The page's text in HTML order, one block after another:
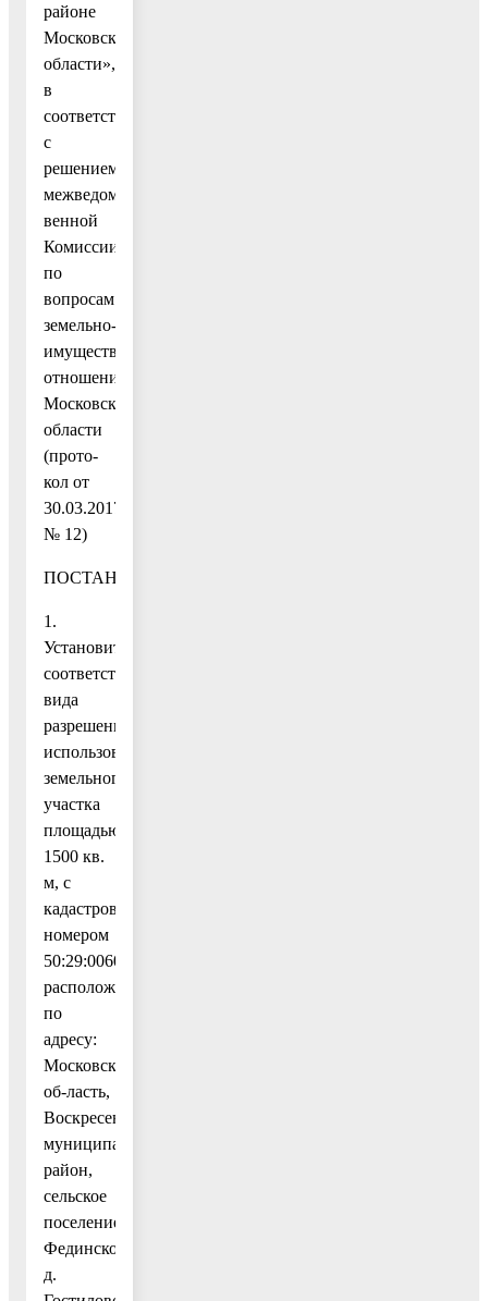
районе
Московской
области»,
в
соответствии
с
решением
межведомст-
венной
Комиссии
по
вопросам
земельно-
имущественных
отношений
Московской
области
(прото-
кол от
30.03.2017
№ 12)
ПОСТАНОВЛЯЮ:
1.
Установить
соответствие
вида
разрешенного
использования
земельного
участка
площадью
1500 кв.
м, с
кадастровым
номером
50:29:0060208:128,
расположенного
по
адресу:
Московская
об-ласть,
Воскресенский
муниципальный
район,
сельское
поселение
Фединское,
д.